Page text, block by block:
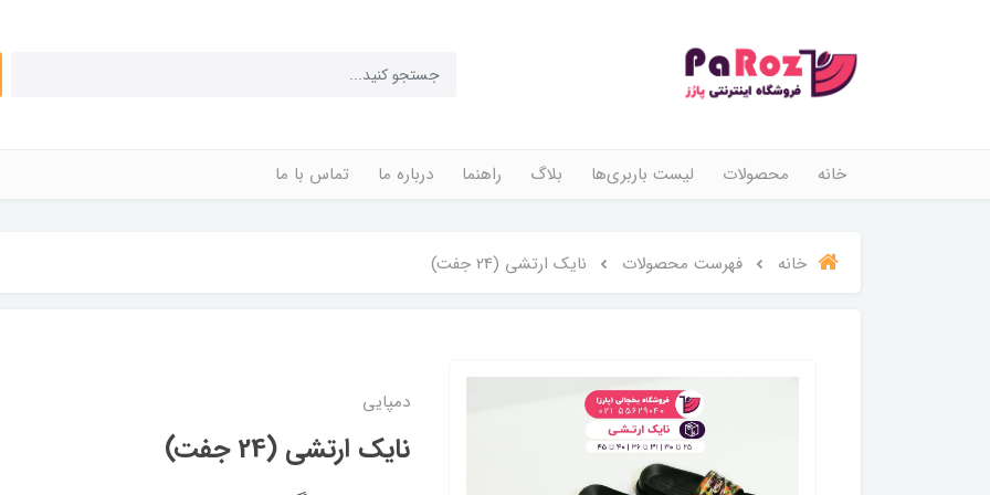
خانه محصولات لیست باربری‌ها بلاگ راهنما درباره ما تماس با ما
خانه فهرست محصولات نایک ارتشی (24 جفت)
دمپایی
نایک ارتشی (24 جفت)